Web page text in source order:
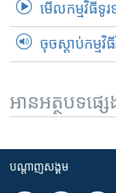
មើល​កម្មវិធី​ទូ
ចុចស្តាប់កម្មវិធី
អានអត្ថបទផ្ស
បណ្តាញ​សង្គម